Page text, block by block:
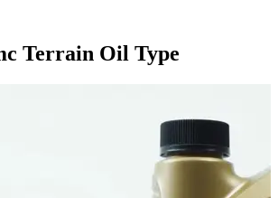
Terrain Oil Type